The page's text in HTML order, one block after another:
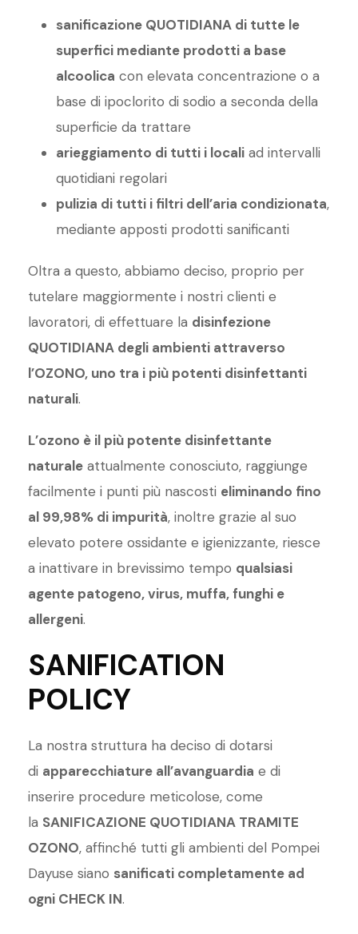
sanificazione QUOTIDIANA di tutte le
superfici mediante prodotti a base
alcoolica con elevata concentrazione o a
base di ipoclorito di sodio a seconda della
superficie da trattare
arieggiamento di tutti i locali ad intervalli
quotidiani regolari
pulizia di tutti i filtri dell’aria condizionata,
mediante apposti prodotti sanificanti
Oltra a questo, abbiamo deciso, proprio per
tutelare maggiormente i nostri clienti e
lavoratori, di effettuare la disinfezione
QUOTIDIANA degli ambienti attraverso
l’OZONO, uno tra i più potenti disinfettanti
naturali.
L’ozono è il più potente disinfettante
naturale attualmente conosciuto, raggiunge
facilmente i punti più nascosti eliminando fino
al 99,98% di impurità, inoltre grazie al suo
elevato potere ossidante e igienizzante, riesce
a inattivare in brevissimo tempo qualsiasi
agente patogeno, virus, muffa, funghi e
allergeni.
SANIFICATION
POLICY
La nostra struttura ha deciso di dotarsi
di apparecchiature all’avanguardia e di
inserire procedure meticolose, come
la SANIFICAZIONE QUOTIDIANA TRAMITE
OZONO, affinché tutti gli ambienti del Pompei
Dayuse siano sanificati completamente ad
ogni CHECK IN.